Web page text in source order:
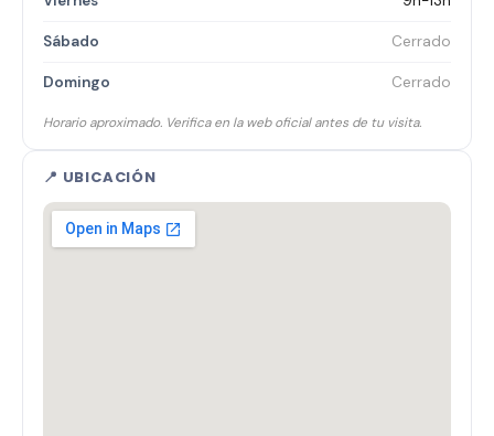
Sábado Cerrado
Domingo Cerrado
Horario aproximado. Verifica en la web oficial antes de tu visita.
📍 UBICACIÓN